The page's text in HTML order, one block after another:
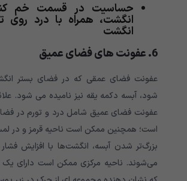
حساسیت در قسمت خم
انگشت، همراه با درد روی
انگشت
6. عفونت های فضای عمیق
عفونت فضای عمقی که در فضای بستر
شود، آبسه دکمه یقه نیز نامیده می شود.
عفونت فضای عمیق شامل درد و تورم در
است؛ همچنین ممکن است ناحیه قرمز و در
بزرگ‌تر شدن آبسه، انگشت‌ها با افزایش
می‌شوند. ناحیه مرکزی ممکن است دارای یک